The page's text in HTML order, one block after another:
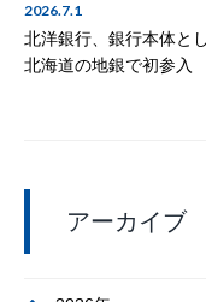
2026.7.1
北洋銀行、銀行本体と
北海道の地銀で初参入
アーカイブ